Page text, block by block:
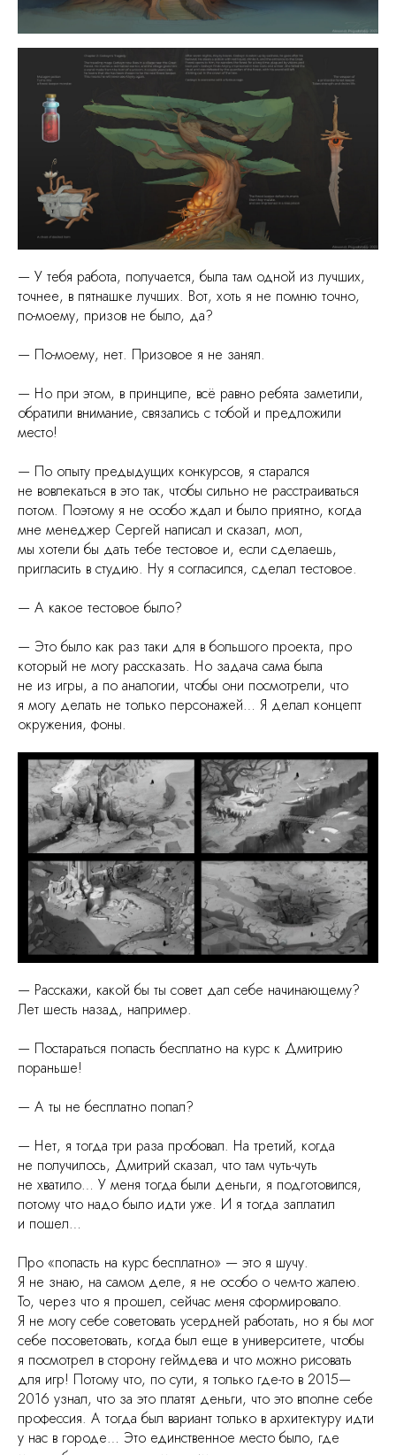
— У тебя работа, получается, была там одной из лучших,
точнее, в пятнашке лучших. Вот, хоть я не помню точно,
по-моему, призов не было, да?
— По-моему, нет. Призовое я не занял.
— Но при этом, в принципе, всё равно ребята заметили,
обратили внимание, связались с тобой и предложили
место!
— По опыту предыдущих конкурсов, я старался
не вовлекаться в это так, чтобы сильно не расстраиваться
потом. Поэтому я не особо ждал и было приятно, когда
мне менеджер Сергей написал и сказал, мол,
мы хотели бы дать тебе тестовое и, если сделаешь,
пригласить в студию. Ну я согласился, сделал тестовое.
— А какое тестовое было?
— Это было как раз таки для в большого проекта, про
который не могу рассказать. Но задача сама была
не из игры, а по аналогии, чтобы они посмотрели, что
я могу делать не только персонажей… Я делал концепт
окружения, фоны.
— Расскажи, какой бы ты совет дал себе начинающему?
Лет шесть назад, например.
— Постараться попасть бесплатно на курс к Дмитрию
пораньше!
— А ты не бесплатно попал?
— Нет, я тогда три раза пробовал. На третий, когда
не получилось, Дмитрий сказал, что там чуть-чуть
не хватило… У меня тогда были деньги, я подготовился,
потому что надо было идти уже. И я тогда заплатил
и пошел…
Про «попасть на курс бесплатно» — это я шучу.
Я не знаю, на самом деле, я не особо о чем-то жалею.
То, через что я прошел, сейчас меня сформировало.
Я не могу себе советовать усердней работать, но я бы мог
себе посоветовать, когда был еще в университете, чтобы
я посмотрел в сторону геймдева и что можно рисовать
для игр! Потому что, по сути, я только где-то в 2015—
2016 узнал, что за это платят деньги, что это вполне себе
профессия. А тогда был вариант только в архитектуру идти
у нас в городе… Это единственное место было, где